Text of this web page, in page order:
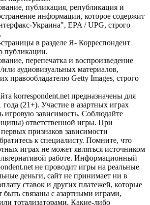
публикация, републикация и
информации, которое содержит
Украина", EPA / UPG, строго
в разделе Я- Корреспондент
публикации.
перепечатка и воспроизведение
аудиовизуальных материалов,
правообладателю Getty Images, строго
korrespondent.net предназначены для
(21+). Участие в азартных играх
игровую зависимость. Соблюдайте
ответственной игры. При
признаков зависимости
к специалисту. Помните, что
играх не может являться источником
работе. Информационный
не проводит игры на реальные
деньги, сайт не принимает ни в
ставок и других платежей, которые
быть связаны с азартными играми,
тотализаторами. Какие-либо